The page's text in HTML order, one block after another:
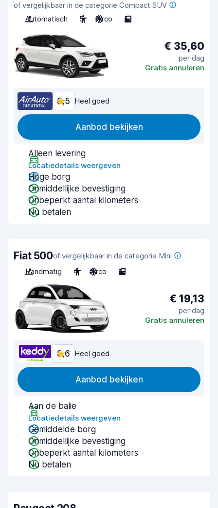
of vergelijkbaar in de categorie Compact SUV
Automatisch
5 Airco 5
€ 35,60
per dag
Gratis annuleren
8,5 Heel goed
Aanbod bekijken
Alleen levering
Locatiedetails weergeven
Hoge borg
Onmiddellijke bevestiging
Onbeperkt aantal kilometers
Nu betalen
Fiat 500of vergelijkbaar in de categorie Mini
Handmatig
4 Airco 3
€ 19,13
per dag
Gratis annuleren
8,6 Heel goed
Aanbod bekijken
Aan de balie
Locatiedetails weergeven
Gemiddelde borg
Onmiddellijke bevestiging
Onbeperkt aantal kilometers
Nu betalen